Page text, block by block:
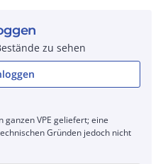
zu sehen
VPE geliefert; eine
Gründen jedoch nicht